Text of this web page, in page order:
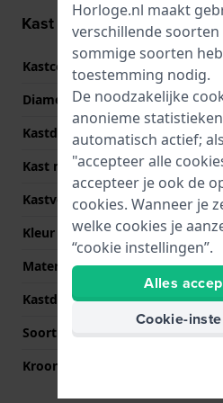
Kast informatie
Kastcode
Diameter
39
Kastdikte
9
Kast materiaal
Kastvorm
Kleur kast
Materiaal kastdeksel
Kastdeksel
Soort glas
Kroon
Horloge.nl maakt
verschillende soorten
sommige soorten
toestemming nodig.
De noodzakelijke
anonieme
automatisch actief;
"accepteer alle
accepteer je ook de
cookies. Wanneer je
welke cookies je
“cookie instellingen”.
Alles
Cookie-